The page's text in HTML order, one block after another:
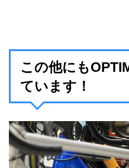
この他にも
ています！